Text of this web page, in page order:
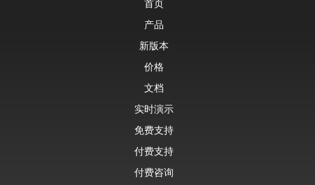
首页
产品
新版本
价格
文档
实时演示
免费支持
付费支持
付费咨询